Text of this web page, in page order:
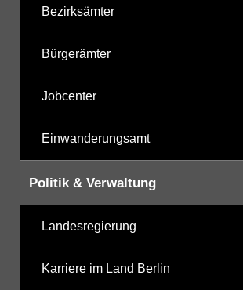
Bezirksämter
Bürgerämter
Jobcenter
Einwanderungsamt
Politik & Verwaltung
Landesregierung
Karriere im Land Berlin